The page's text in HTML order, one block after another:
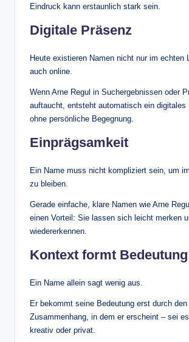
Eindruck kann erstaunlich stark sein.
Digitale Präsenz
Heute existieren Namen nicht nur im echten
auch online.
Wenn Arne Regul in Suchergebnissen oder
auftaucht, entsteht automatisch ein digitales
ohne persönliche Begegnung.
Einprägsamkeit
Ein Name muss nicht kompliziert sein, um
zu bleiben.
Gerade einfache, klare Namen wie Arne
einen Vorteil: Sie lassen sich leicht merken
wiedererkennen.
Kontext formt Bedeutung
Ein Name allein sagt wenig aus.
Er bekommt seine Bedeutung erst durch den
Zusammenhang, in dem er erscheint – sei
kreativ oder privat.